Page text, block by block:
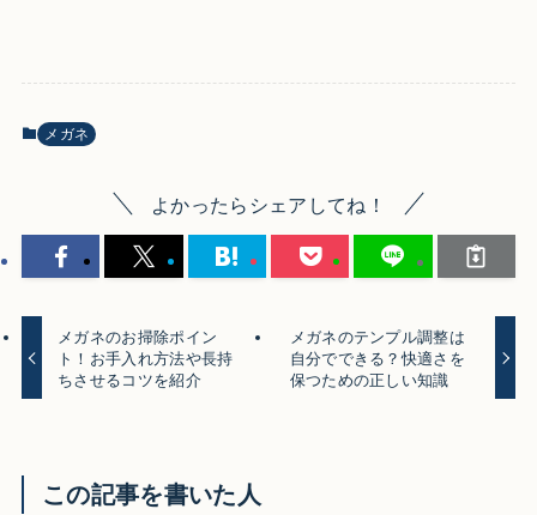
メガネ
よかったらシェアしてね！
メガネのお掃除ポイン
ト！お手入れ方法や長持
ちさせるコツを紹介
メガネのテンプル調整は
自分でできる？快適さを
保つための正しい知識
この記事を書いた人